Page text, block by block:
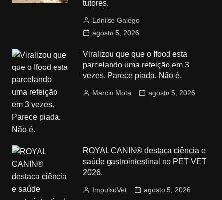
tutores.
Ednilse Galego
agosto 5, 2026
Viralizou que que o Ifood esta
parcelando uma refeição em 3
vezes. Parece piada. Não é.
Marcio Mota agosto 5, 2026
ROYAL CANIN® destaca ciência e
saúde gastrointestinal no PET VET
2026.
ImpulsoVet agosto 5, 2026